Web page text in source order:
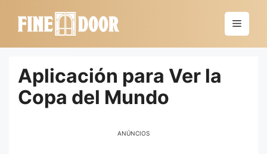
Menú
Aplicación para Ver la
Copa del Mundo
ANÚNCIOS